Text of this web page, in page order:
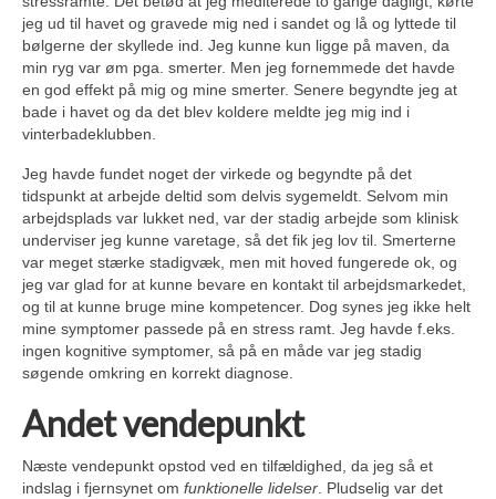
jeg ud til havet og gravede mig ned i sandet og lå og lyttede til
bølgerne der skyllede ind. Jeg kunne kun ligge på maven, da
min ryg var øm pga. smerter. Men jeg fornemmede det havde
en god effekt på mig og mine smerter. Senere begyndte jeg at
bade i havet og da det blev koldere meldte jeg mig ind i
vinterbadeklubben.
Jeg havde fundet noget der virkede og begyndte på det
tidspunkt at arbejde deltid som delvis sygemeldt. Selvom min
arbejdsplads var lukket ned, var der stadig arbejde som klinisk
underviser jeg kunne varetage, så det fik jeg lov til. Smerterne
var meget stærke stadigvæk, men mit hoved fungerede ok, og
jeg var glad for at kunne bevare en kontakt til arbejdsmarkedet,
og til at kunne bruge mine kompetencer. Dog synes jeg ikke helt
mine symptomer passede på en stress ramt. Jeg havde f.eks.
ingen kognitive symptomer, så på en måde var jeg stadig
søgende omkring en korrekt diagnose.
Andet vendepunkt
Næste vendepunkt opstod ved en tilfældighed, da jeg så et
indslag i fjernsynet om funktionelle lidelser . Pludselig var det